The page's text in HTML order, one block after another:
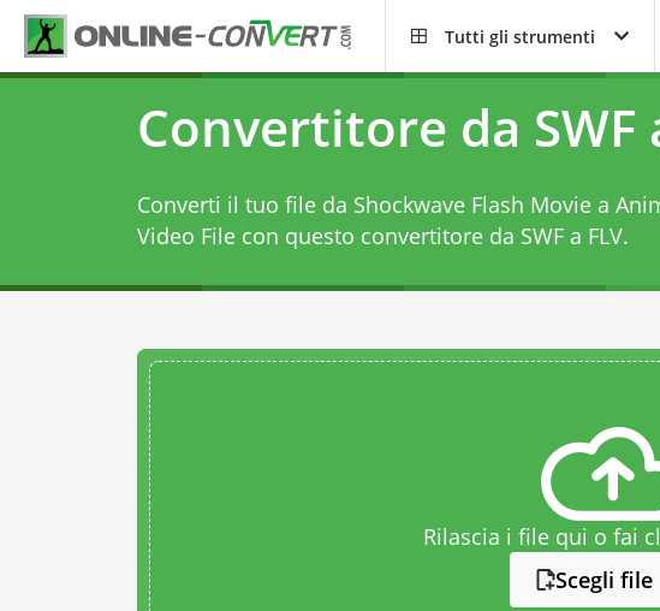
Tutti gli strumenti
Convertitore da SWF
Converti il tuo file da Shockwave Flash Movie a
Video File con questo convertitore da SWF a FLV.
Rilascia i file qui o fai
Scegli file